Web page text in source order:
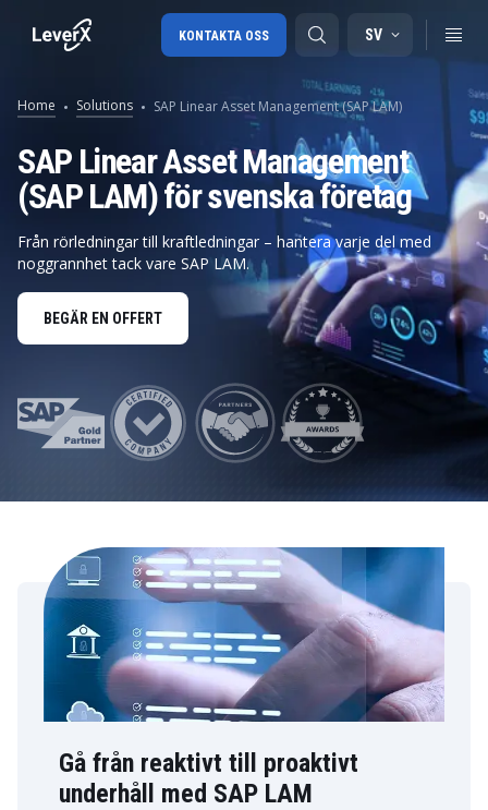
SAP-konsulttjänster
SAP Ariba
SV
KONTAKTA OSS
Home Solutions SAP Linear Asset Management (SAP LAM)
SAP Linear Asset Management
(SAP LAM) för svenska företag
Från rörledningar till kraftledningar – hantera varje del med
noggrannhet tack vare SAP LAM.
BEGÄR EN OFFERT
Gå från reaktivt till proaktivt
underhåll med SAP LAM